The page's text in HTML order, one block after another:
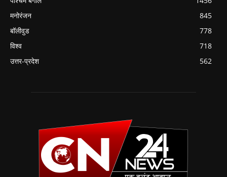
मनोरंजन
845
बॉलीवुड
778
विश्व
718
उत्तर-प्रदेश
562